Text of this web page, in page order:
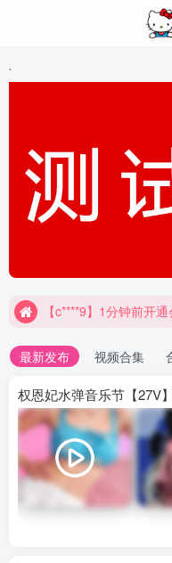
`
【c****9】1分钟前开
最新发布 视频合集